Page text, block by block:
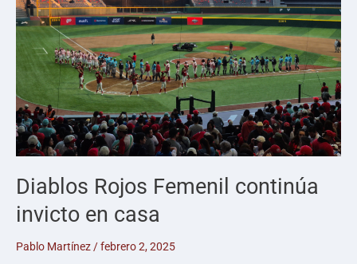
Diablos Rojos Femenil continúa
invicto en casa
Pablo Martínez/febrero 2, 2025